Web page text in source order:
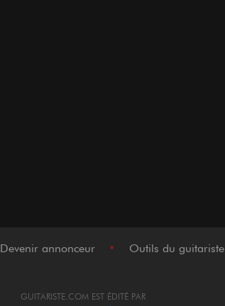
Devenir annonceur • Outils du guitariste
GUITARISTE.COM EST ÉDITÉ PAR